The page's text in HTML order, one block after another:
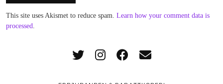
This site uses Akismet to reduce spam. Learn how your comment data is
processed.